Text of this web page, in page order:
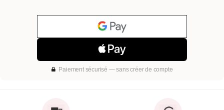
Paiement sécurisé — sans créer de compte